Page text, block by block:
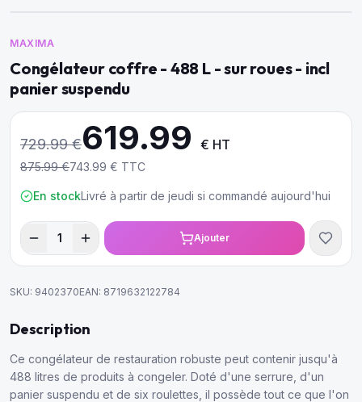
MAXIMA
Congélateur coffre - 488 L - sur roues - incl
panier suspendu
729.99€619.99 € HT
875.99€743.99 € TTC
En stockLivré à partir de jeudi si commandé aujourd'hui
1 Ajouter
SKU: 9402370EAN: 8719632122784
Description
Ce congélateur de restauration robuste peut contenir jusqu'à
488 litres de produits à congeler. Doté d'une serrure, d'un
panier suspendu et de six roulettes, il possède tout ce que l'on